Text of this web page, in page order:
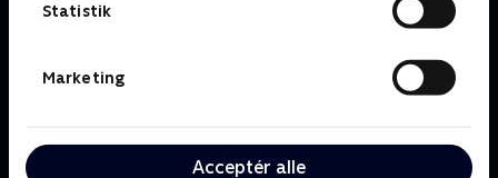
Statistik
Marketing
Acceptér alle
Plonsters er tre søde og sjove små skabninger, som
skraldespand, en orm, en båd eller selv en haj!
Historierne finder sted på forskellige steder, på
ligegyldig hvor de er, oplever de altid en masse skægt.